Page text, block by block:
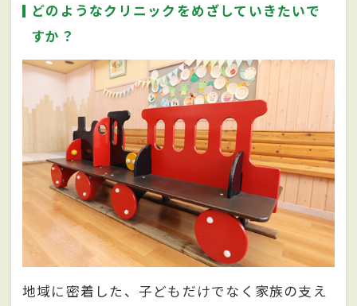
どのようなクリニックをめざしていきたいで
すか？
地域に密着した、子どもだけでなく家族の支え